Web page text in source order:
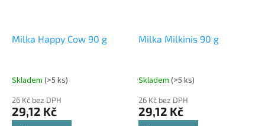
Milka Happy Cow 90 g
Skladem (>5 ks)
26 Kč bez DPH
29,12 Kč
Milka Milkinis 90 g
Skladem (>5 ks)
26 Kč bez DPH
29,12 Kč